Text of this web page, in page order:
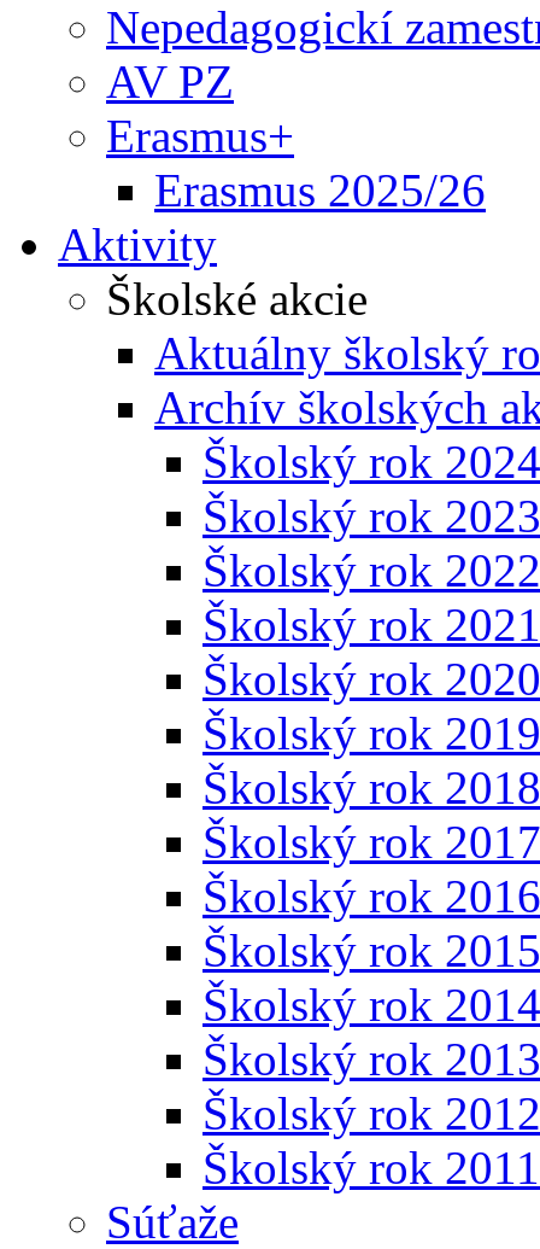
Nepedagogickí
AV PZ
Erasmus+
Erasmus 2025/26
Aktivity
Školské akcie
Aktuálny školský
Archív školských
Školský rok
Školský rok
Školský rok
Školský rok
Školský rok
Školský rok
Školský rok
Školský rok
Školský rok
Školský rok
Školský rok
Školský rok
Školský rok
Školský rok
Súťaže